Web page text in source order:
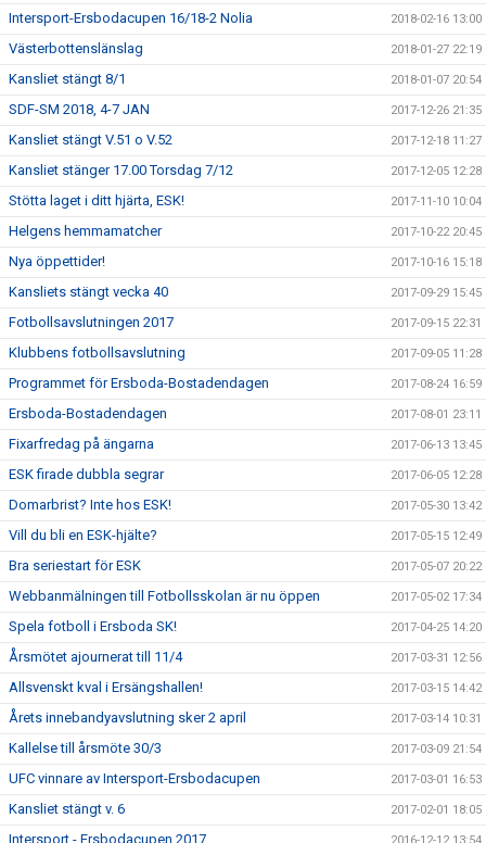
Intersport-Ersbodacupen 16/18-2 Nolia 2018-02-16 13:00
Västerbottenslänslag 2018-01-27 22:19
Kansliet stängt 8/1 2018-01-07 20:54
SDF-SM 2018, 4-7 JAN 2017-12-26 21:35
Kansliet stängt V.51 o V.52 2017-12-18 11:27
Kansliet stänger 17.00 Torsdag 7/12 2017-12-05 12:28
Stötta laget i ditt hjärta, ESK! 2017-11-10 10:04
Helgens hemmamatcher 2017-10-22 20:45
Nya öppettider! 2017-10-16 15:18
Kansliets stängt vecka 40 2017-09-29 15:45
Fotbollsavslutningen 2017 2017-09-15 22:31
Klubbens fotbollsavslutning 2017-09-05 11:28
Programmet för Ersboda-Bostadendagen 2017-08-24 16:59
Ersboda-Bostadendagen 2017-08-01 23:11
Fixarfredag på ängarna 2017-06-13 13:45
ESK firade dubbla segrar 2017-06-05 12:28
Domarbrist? Inte hos ESK! 2017-05-30 13:42
Vill du bli en ESK-hjälte? 2017-05-15 12:49
Bra seriestart för ESK 2017-05-07 20:22
Webbanmälningen till Fotbollsskolan är nu öppen 2017-05-02 17:34
Spela fotboll i Ersboda SK! 2017-04-25 14:20
Årsmötet ajournerat till 11/4 2017-03-31 12:56
Allsvenskt kval i Ersängshallen! 2017-03-15 14:42
Årets innebandyavslutning sker 2 april 2017-03-14 10:31
Kallelse till årsmöte 30/3 2017-03-09 21:54
UFC vinnare av Intersport-Ersbodacupen 2017-03-01 16:53
Kansliet stängt v. 6 2017-02-01 18:05
Intersport - Ersbodacupen 2017